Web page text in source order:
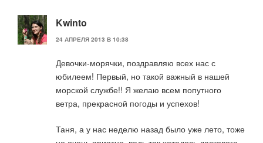
Kwinto
24 АПРЕЛЯ 2013 В 10:38
Девочки-морячки, поздравляю всех нас с
юбилеем! Первый, но такой важный в нашей
морской службе!! Я желаю всем попутного
ветра, прекрасной погоды и успехов!
Таня, а у нас неделю назад было уже лето, тоже